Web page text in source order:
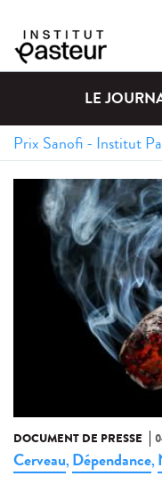
LE
DOCUMENT DE PRESSE
Cerveau, Dépendance,